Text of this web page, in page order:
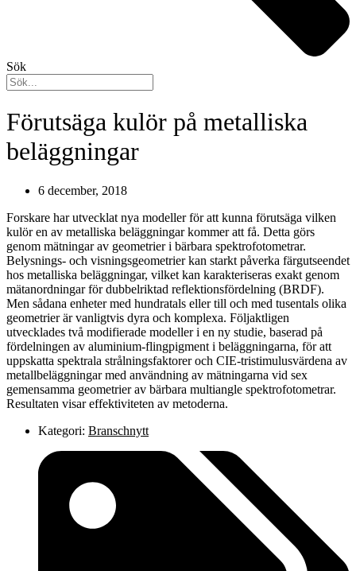
Sök
Förutsäga kulör på metalliska
beläggningar
6 december, 2018
Forskare har utvecklat nya modeller för att kunna förutsäga vilken
kulör en av metalliska beläggningar kommer att få. Detta görs
genom mätningar av geometrier i bärbara spektrofotometrar.
Belysnings- och visningsgeometrier kan starkt påverka färgutseendet
hos metalliska beläggningar, vilket kan karakteriseras exakt genom
mätanordningar för dubbelriktad reflektionsfördelning (BRDF).
Men sådana enheter med hundratals eller till och med tusentals olika
geometrier är vanligtvis dyra och komplexa. Följaktligen
utvecklades två modifierade modeller i en ny studie, baserad på
fördelningen av aluminium-flingpigment i beläggningarna, för att
uppskatta spektrala strålningsfaktorer och CIE-tristimulusvärdena av
metallbeläggningar med användning av mätningarna vid sex
gemensamma geometrier av bärbara multiangle spektrofotometrar.
Resultaten visar effektiviteten av metoderna.
Kategori: Branschnytt